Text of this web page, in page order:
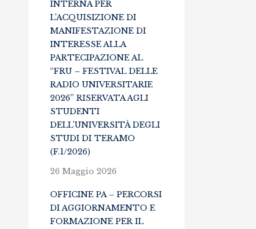
INTERNA PER
L’ACQUISIZIONE DI
MANIFESTAZIONE DI
INTERESSE ALLA
PARTECIPAZIONE AL
“FRU – FESTIVAL DELLE
RADIO UNIVERSITARIE
2026” RISERVATA AGLI
STUDENTI
DELL’UNIVERSITÀ DEGLI
STUDI DI TERAMO
(F.1/2026)
26 Maggio 2026
OFFICINE PA – PERCORSI
DI AGGIORNAMENTO E
FORMAZIONE PER IL